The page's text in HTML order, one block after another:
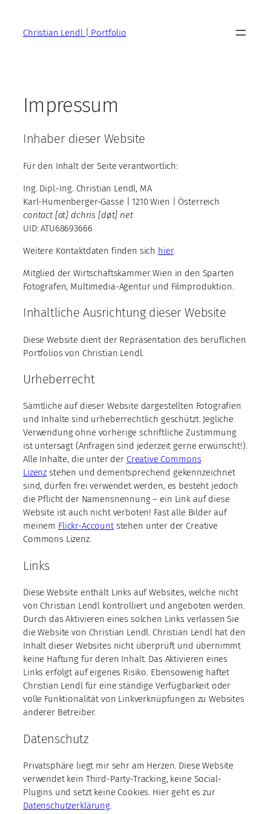
springenChristian Lendl | Portfolio
Impressum
Inhaber dieser Website
Für den Inhalt der Seite verantwortlich:
Ing. Dipl.-Ing. Christian Lendl, MA
Karl-Humenberger-Gasse | 1210 Wien | Österreich
contact [ät] dchris [døt] net
UID: ATU68693666
Weitere Kontaktdaten finden sich hier.
Mitglied der Wirtschaftskammer Wien in den Sparten
Fotografen, Multimedia-Agentur und Filmproduktion.
Inhaltliche Ausrichtung dieser Website
Diese Website dient der Repräsentation des beruflichen
Portfolios von Christian Lendl.
Urheberrecht
Sämtliche auf dieser Website dargestellten Fotografien
und Inhalte sind urheberrechtlich geschützt. Jegliche
Verwendung ohne vorherige schriftliche Zustimmung
ist untersagt (Anfragen sind jederzeit gerne erwünscht!).
Alle Inhalte, die unter der Creative Commons
Lizenz stehen und dementsprechend gekennzeichnet
sind, dürfen frei verwendet werden, es besteht jedoch
die Pflicht der Namensnennung – ein Link auf diese
Website ist auch nicht verboten! Fast alle Bilder auf
meinem Flickr-Accountstehen unter der Creative
Commons Lizenz.
Links
Diese Website enthält Links auf Websites, welche nicht
von Christian Lendl kontrolliert und angeboten werden.
Durch das Aktivieren eines solchen Links verlassen Sie
die Website von Christian Lendl. Christian Lendl hat den
Inhalt dieser Websites nicht überprüft und übernimmt
keine Haftung für deren Inhalt. Das Aktivieren eines
Links erfolgt auf eigenes Risiko. Ebensowenig haftet
Christian Lendl für eine ständige Verfügbarkeit oder
volle Funktionalität von Linkverknüpfungen zu Websites
anderer Betreiber.
Datenschutz
Privatsphäre liegt mir sehr am Herzen. Diese Website
verwendet kein Third-Party-Tracking, keine Social-
Plugins und setzt keine Cookies. Hier geht es zur
Datenschutzerklärung.